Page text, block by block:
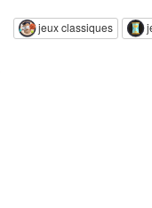
jeux classiques